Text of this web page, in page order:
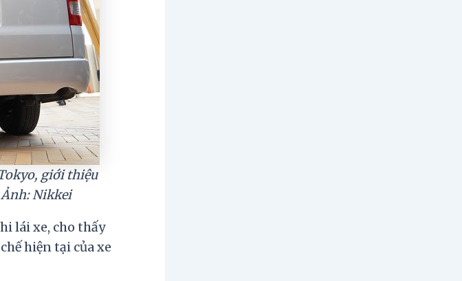
giới thiệu
Nikkei
lái xe, cho thấy
hiện tại của xe